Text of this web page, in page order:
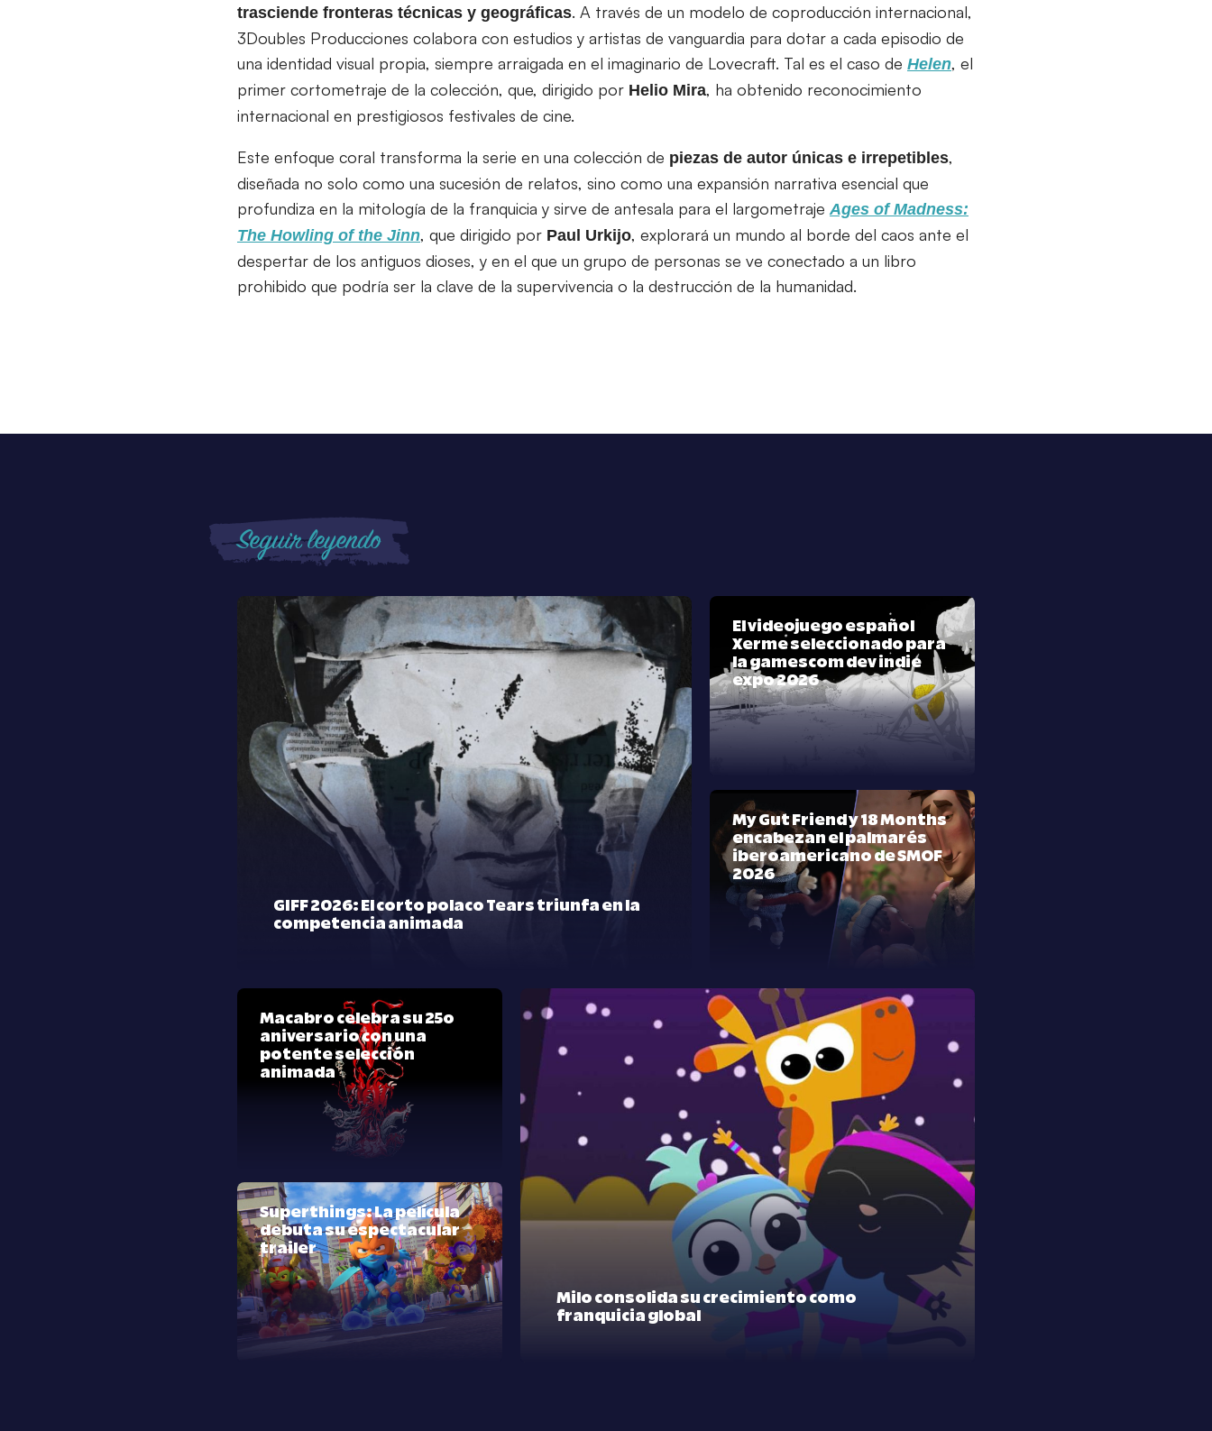
trasciende fronteras técnicas y geográficas. A través de un modelo de coproducción internacional,
3Doubles Producciones colabora con estudios y artistas de vanguardia para dotar a cada episodio de
una identidad visual propia, siempre arraigada en el imaginario de Lovecraft. Tal es el caso de Helen, el
primer cortometraje de la colección, que, dirigido por Helio Mira, ha obtenido reconocimiento
internacional en prestigiosos festivales de cine.
Este enfoque coral transforma la serie en una colección de piezas de autor únicas e irrepetibles,
diseñada no solo como una sucesión de relatos, sino como una expansión narrativa esencial que
profundiza en la mitología de la franquicia y sirve de antesala para el largometraje Ages of Madness:
The Howling of the Jinn, que dirigido por Paul Urkijo, explorará un mundo al borde del caos ante el
despertar de los antiguos dioses, y en el que un grupo de personas se ve conectado a un libro
prohibido que podría ser la clave de la supervivencia o la destrucción de la humanidad.
Seguir leyendo
GIFF 2026: El corto polaco Tears triunfa en la
competencia animada
El videojuego español
Xerme seleccionado para
la gamescom dev indie
expo 2026
My Gut Friend y 18 Months
encabezan el palmarés
iberoamericano de SMOF
2026
Macabro celebra su 25º
aniversario con una
potente selección
animada
Milo consolida su crecimiento como
franquicia global
Superthings: La película
debuta su espectacular
trailer